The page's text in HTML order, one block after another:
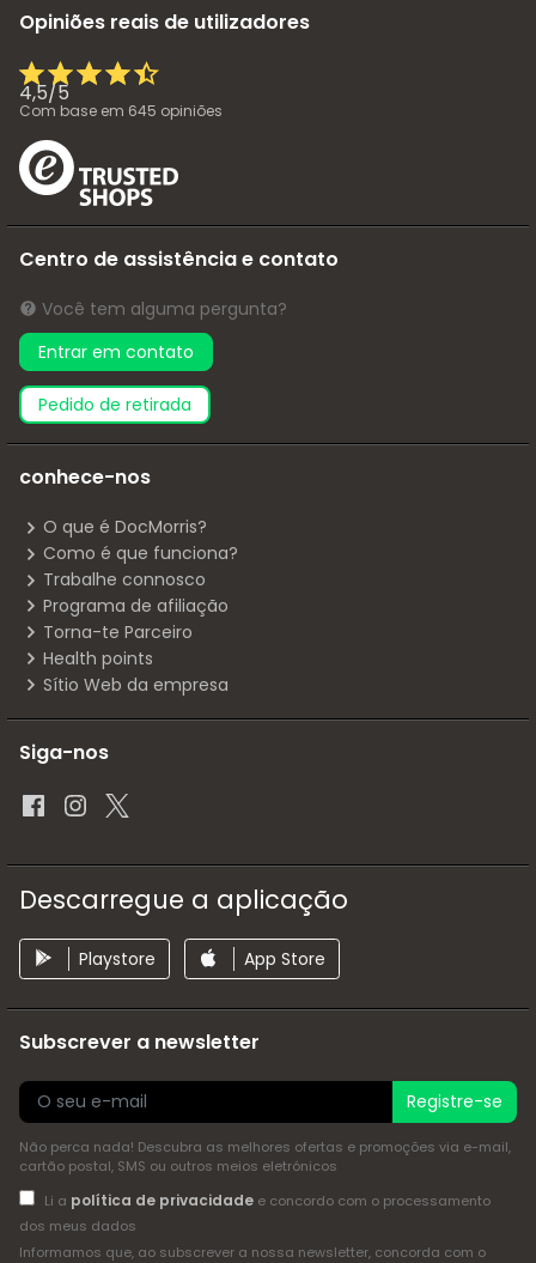
Opiniões reais de utilizadores
4,5/5
Com base em 645 opiniões
Centro de assistência e contato
Você tem alguma pergunta?
Entrar em contato
pedido de retirada
conhece-nos
O que é DocMorris?
Como é que funciona?
Trabalhe connosco
Programa de afiliação
Torna-te Parceiro
Health points
Sítio Web da empresa
Siga-nos
Descarregue a aplicação
Playstore App Store
Subscrever a newsletter
Registre-se
Não perca nada! Descubra as melhores ofertas e promoções via e-mail,
cartão postal, SMS ou outros meios eletrónicos
Li a política de privacidadee concordo com o processamento
dos meus dados
Informamos que, ao subscrever a nossa newsletter, concorda com o